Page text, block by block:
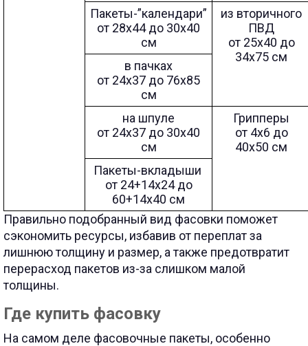
Пакеты-”календари”
от 28х44 до 30х40
см
из вторичного
ПВД
от 25х40 до
34х75 см
в пачках
от 24х37 до 76х85
см
на шпуле
от 24х37 до 30х40
см
Грипперы
от 4х6 до
40х50 см
Пакеты-вкладыши
от 24+14х24 до
60+14х40 см
Правильно подобранный вид фасовки поможет
сэкономить ресурсы, избавив от переплат за
лишнюю толщину и размер, а также предотвратит
перерасход пакетов из-за слишком малой
толщины.
Где купить фасовку
На самом деле фасовочные пакеты, особенно